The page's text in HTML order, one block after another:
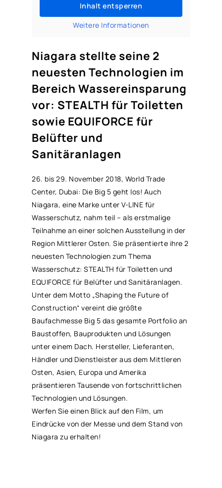
Inhalt entsperren
Weitere Informationen
Niagara stellte seine 2
neuesten Technologien im
Bereich Wassereinsparung
vor: STEALTH für Toiletten
sowie EQUIFORCE für
Belüfter und
Sanitäranlagen
26. bis 29. November 2018, World Trade
Center, Dubai: Die Big 5 geht los! Auch
Niagara, eine Marke unter V-LINE für
Wasserschutz, nahm teil – als erstmalige
Teilnahme an einer solchen Ausstellung in der
Region Mittlerer Osten. Sie präsentierte ihre 2
neuesten Technologien zum Thema
Wasserschutz: STEALTH für Toiletten und
EQUIFORCE für Belüfter und Sanitäranlagen.
Unter dem Motto „Shaping the Future of
Construction“ vereint die größte
Baufachmesse Big 5 das gesamte Portfolio an
Baustoffen, Bauprodukten und Lösungen
unter einem Dach. Hersteller, Lieferanten,
Händler und Dienstleister aus dem Mittleren
Osten, Asien, Europa und Amerika
präsentieren Tausende von fortschrittlichen
Technologien und Lösungen.
Werfen Sie einen Blick auf den Film, um
Eindrücke von der Messe und dem Stand von
Niagara zu erhalten!